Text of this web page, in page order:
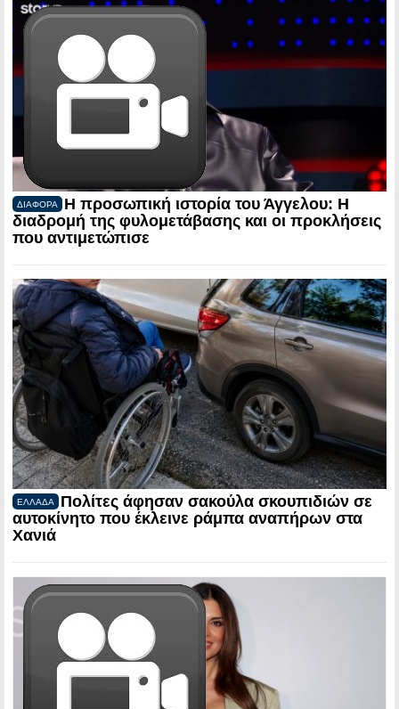
ΔΙΑΦΟΡΑ
Η προσωπική ιστορία του Άγγελου: Η
διαδρομή της φυλομετάβασης και οι προκλήσεις
που αντιμετώπισε
ΕΛΛΑΔΑ
Πολίτες άφησαν σακούλα σκουπιδιών σε
αυτοκίνητο που έκλεινε ράμπα αναπήρων στα
Χανιά